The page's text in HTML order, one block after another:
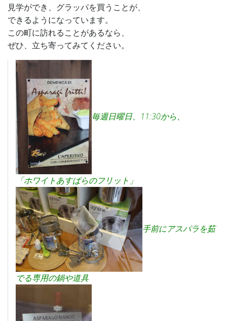
見学ができ、グラッパを買うことが、
できるようになっています。
この町に訪れることがあるなら、
ぜひ、立ち寄ってみてください。
毎週日曜日、11:30から、
「ホワイトあすぱらのフリット」
手前にアスパラを茹
でる専用の鍋や道具